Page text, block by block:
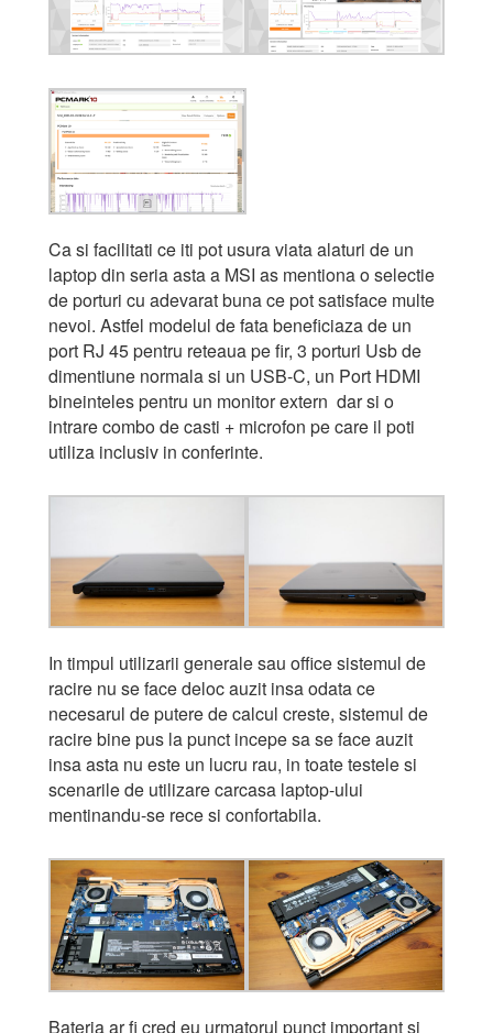
Ca si facilitati ce iti pot usura viata alaturi de un
laptop din seria asta a MSI as mentiona o selectie
de porturi cu adevarat buna ce pot satisface multe
nevoi. Astfel modelul de fata beneficiaza de un
port RJ 45 pentru reteaua pe fir, 3 porturi Usb de
dimentiune normala si un USB-C, un Port HDMI
bineinteles pentru un monitor extern dar si o
intrare combo de casti + microfon pe care il poti
utiliza inclusiv in conferinte.
In timpul utilizarii generale sau office sistemul de
racire nu se face deloc auzit insa odata ce
necesarul de putere de calcul creste, sistemul de
racire bine pus la punct incepe sa se face auzit
insa asta nu este un lucru rau, in toate testele si
scenarile de utilizare carcasa laptop-ului
mentinandu-se rece si confortabila.
Bateria ar fi cred eu urmatorul punct important si